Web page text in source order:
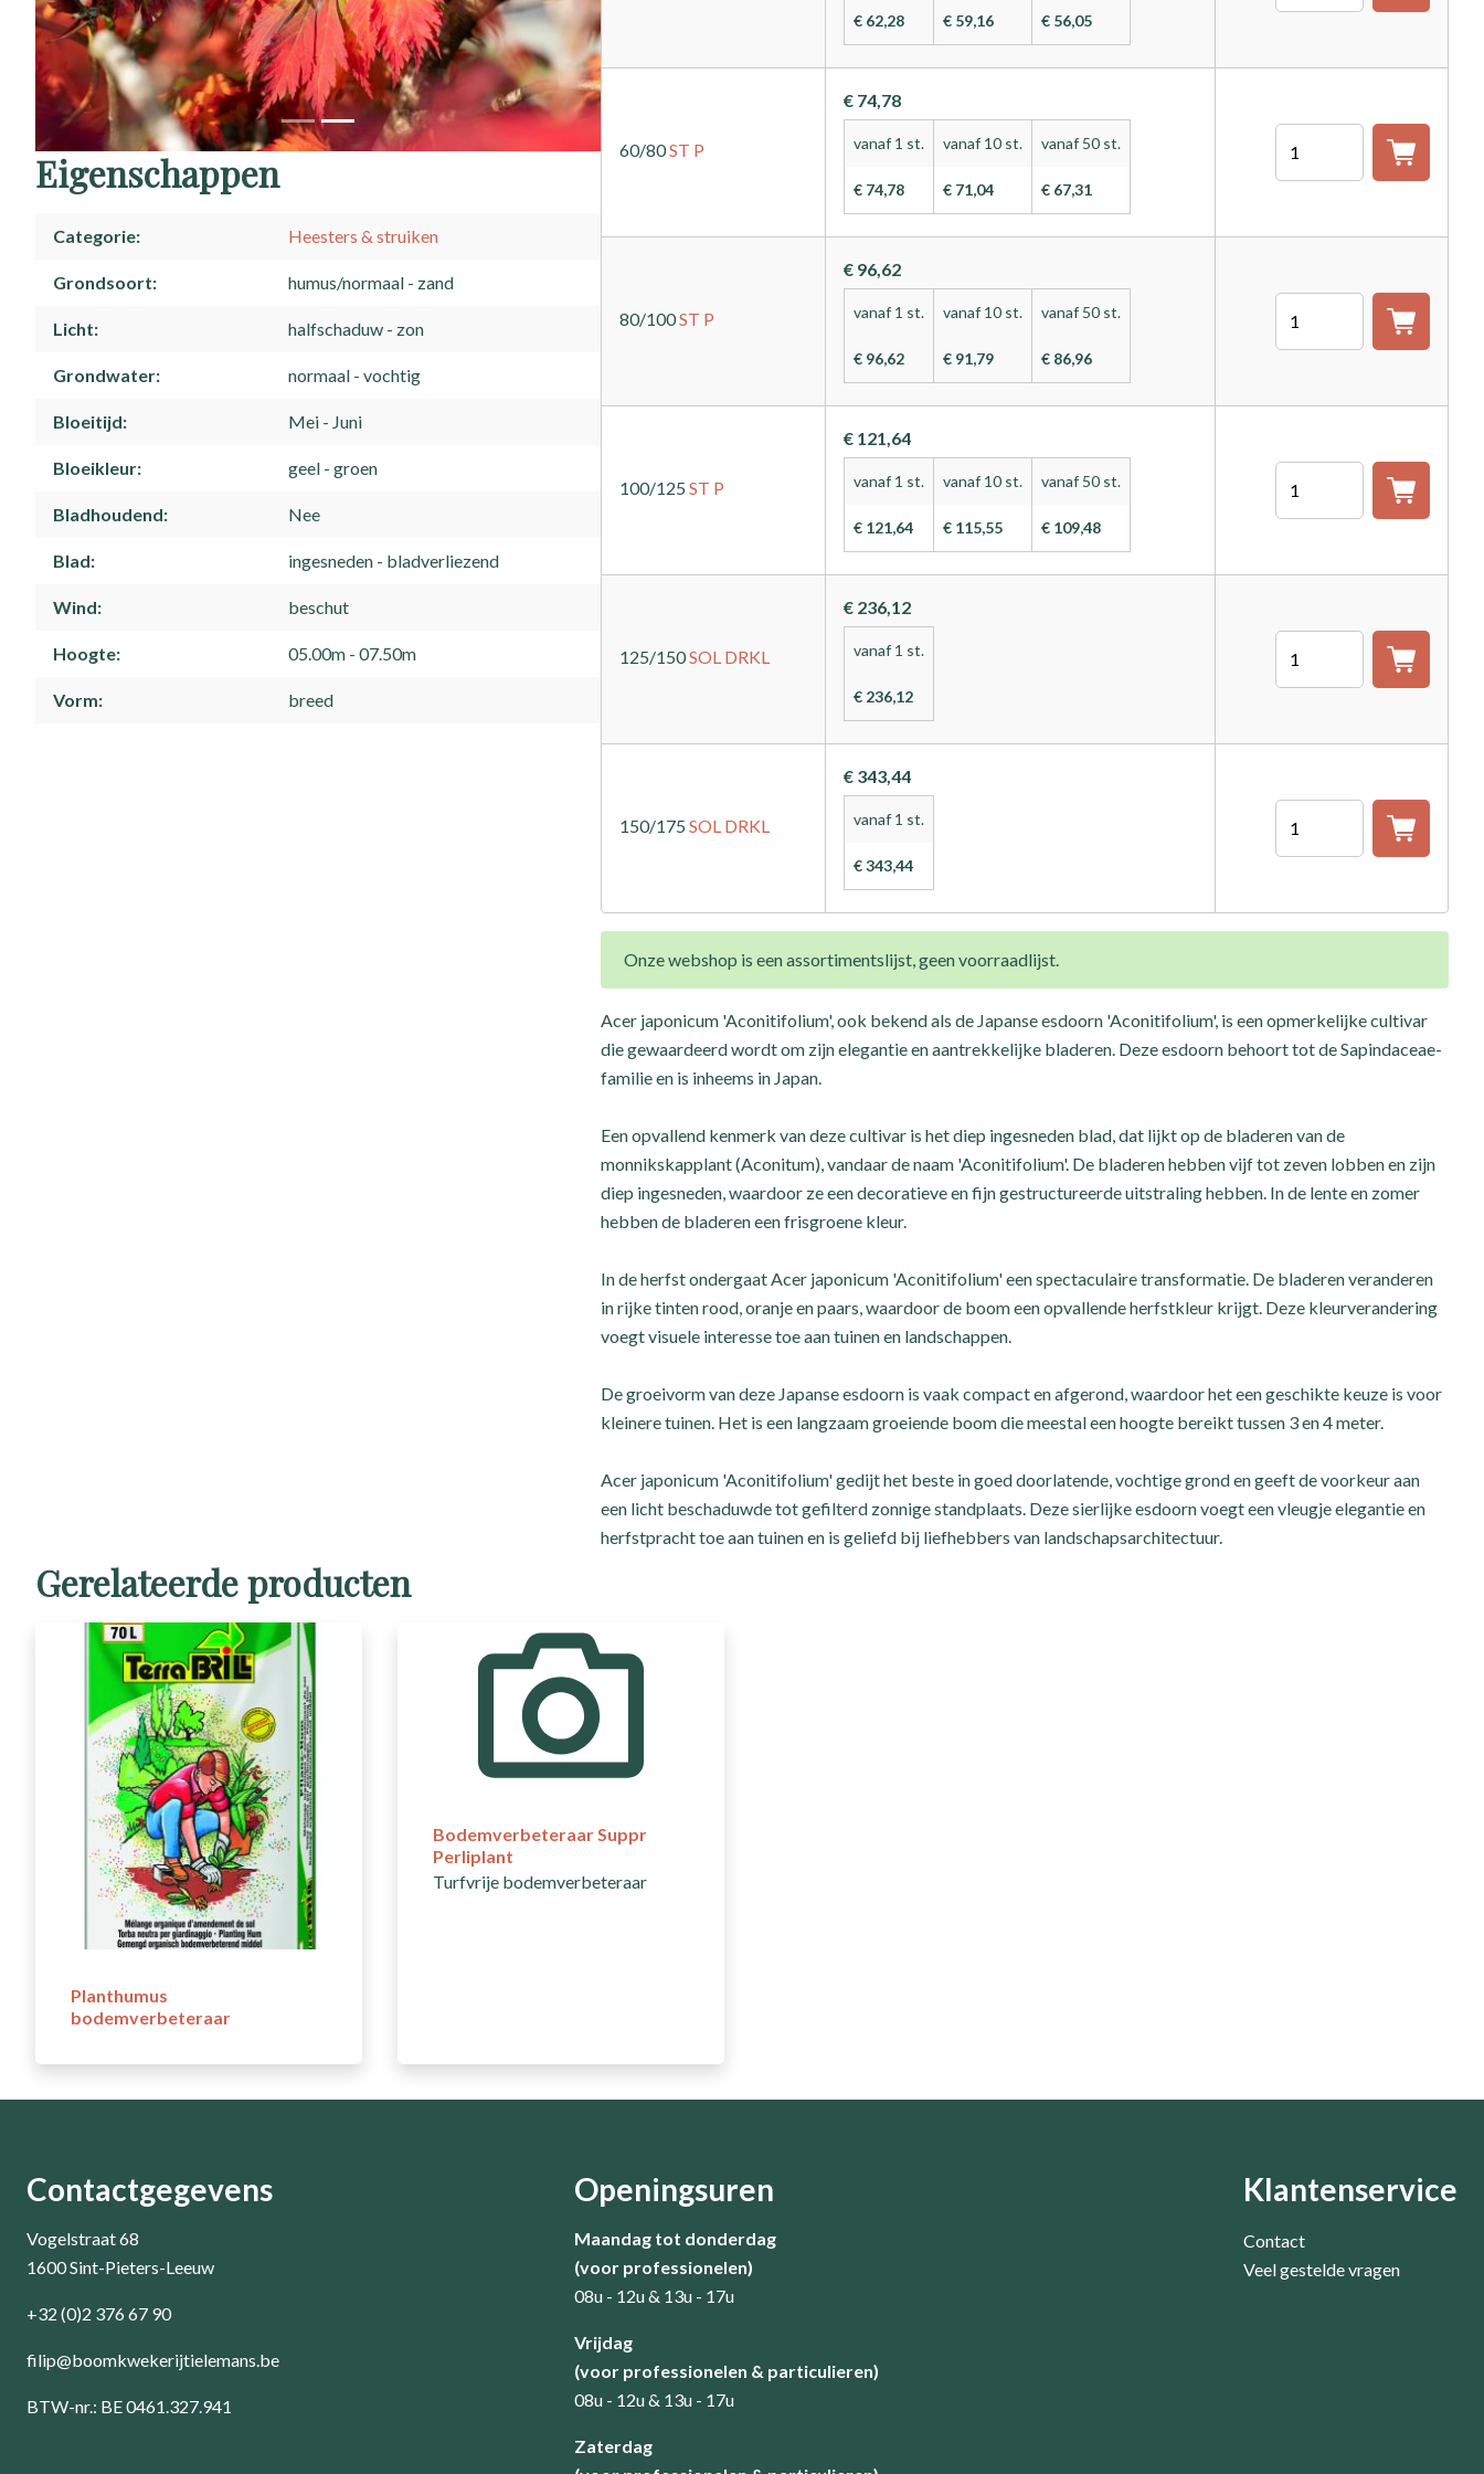
Eigenschappen
€ 62,28 € 59,16 € 56,05
60/80ST P
€ 74,78
vanaf 1 st.
€ 74,78
vanaf 10 st.
€ 71,04
vanaf 50 st.
€ 67,31
80/100ST P
€ 96,62
vanaf 1 st.
€ 96,62
vanaf 10 st.
€ 91,79
vanaf 50 st.
€ 86,96
100/125 ST P
€ 121,64
vanaf 1 st.
€ 121,64
vanaf 10 st.
€ 115,55
vanaf 50 st.
€ 109,48
125/150SOL DRKL
€ 236,12
vanaf 1 st.
€ 236,12
150/175 SOL DRKL
€ 343,44
vanaf 1 st.
€ 343,44
Onze webshop is een assortimentslijst, geen voorraadlijst.
Acer japonicum 'Aconitifolium', ook bekend als de Japanse esdoorn 'Aconitifolium', is een opmerkelijke cultivar
die gewaardeerd wordt om zijn elegantie en aantrekkelijke bladeren. Deze esdoorn behoort tot de Sapindaceae-
familie en is inheems in Japan.
Een opvallend kenmerk van deze cultivar is het diep ingesneden blad, dat lijkt op de bladeren van de
monnikskapplant (Aconitum), vandaar de naam 'Aconitifolium'. De bladeren hebben vijf tot zeven lobben en zijn
diep ingesneden, waardoor ze een decoratieve en fijn gestructureerde uitstraling hebben. In de lente en zomer
hebben de bladeren een frisgroene kleur.
In de herfst ondergaat Acer japonicum 'Aconitifolium' een spectaculaire transformatie. De bladeren veranderen
in rijke tinten rood, oranje en paars, waardoor de boom een opvallende herfstkleur krijgt. Deze kleurverandering
voegt visuele interesse toe aan tuinen en landschappen.
De groeivorm van deze Japanse esdoorn is vaak compact en afgerond, waardoor het een geschikte keuze is voor
kleinere tuinen. Het is een langzaam groeiende boom die meestal een hoogte bereikt tussen 3 en 4 meter.
Acer japonicum 'Aconitifolium' gedijt het beste in goed doorlatende, vochtige grond en geeft de voorkeur aan
een licht beschaduwde tot gefilterd zonnige standplaats. Deze sierlijke esdoorn voegt een vleugje elegantie en
herfstpracht toe aan tuinen en is geliefd bij liefhebbers van landschapsarchitectuur.
Gerelateerde producten
Planthumus
bodemverbeteraar
Bodemverbeteraar Suppr
Perliplant
Turfvrije bodemverbeteraar
Contactgegevens
Vogelstraat 68
1600 Sint-Pieters-Leeuw
+32 (0)2 376 67 90
filip@boomkwekerijtielemans.be
BTW-nr.: BE 0461.327.941
Openingsuren
Maandag tot donderdag
(voor professionelen)
08u - 12u & 13u - 17u
​Vrijdag
(voor professionelen & particulieren)
08u - 12u & 13u - 17u
Zaterdag
Klantenservice
Contact
Veel gestelde vragen